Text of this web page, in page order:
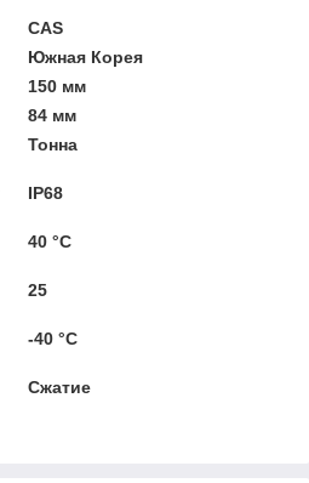
CAS
Южная Корея
150 мм
84 мм
Тонна
IP68
40 °С
25
-40 °С
Сжатие